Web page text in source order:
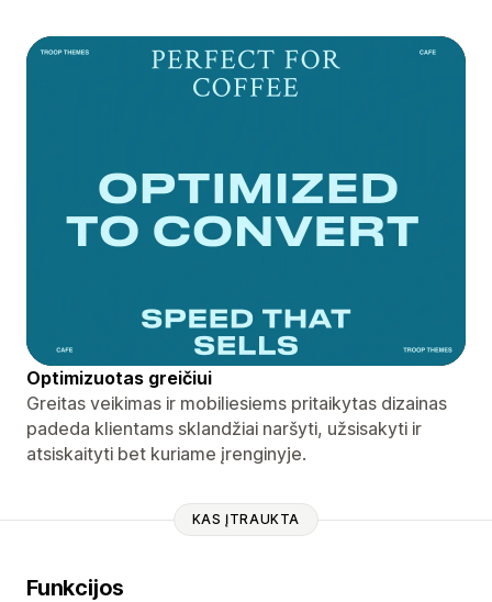
Optimizuotas greičiui
Greitas veikimas ir mobiliesiems pritaikytas dizainas
padeda klientams sklandžiai naršyti, užsisakyti ir
atsiskaityti bet kuriame įrenginyje.
KAS ĮTRAUKTA
Funkcijos